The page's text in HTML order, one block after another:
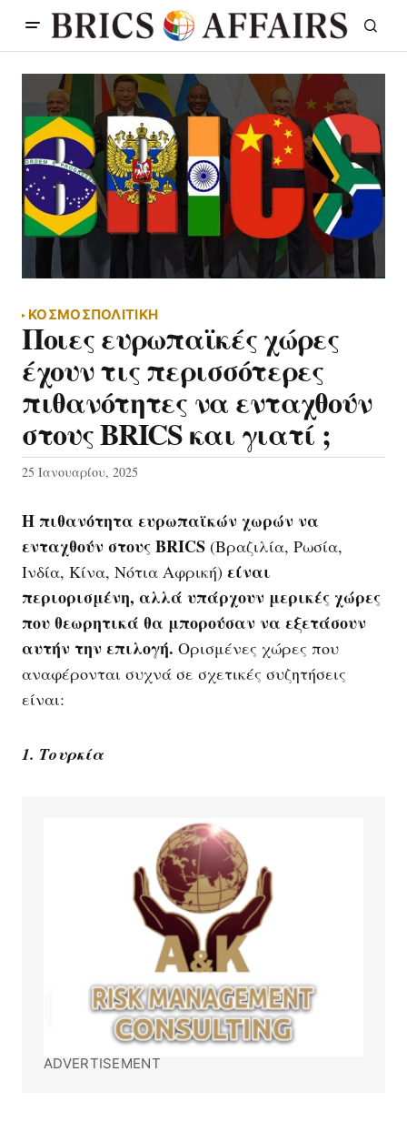
ΚΟΣΜΟΣΠΟΛΙΤΙΚΗ
Ποιες ευρωπαϊκές χώρες
έχουν τις περισσότερες
πιθανότητες να ενταχθούν
στους BRICS και γιατί ;
25 Ιανουαρίου, 2025
Η πιθανότητα ευρωπαϊκών χωρών να
ενταχθούν στους BRICS (Βραζιλία, Ρωσία,
Ινδία, Κίνα, Νότια Αφρική) είναι
περιορισμένη, αλλά υπάρχουν μερικές χώρες
που θεωρητικά θα μπορούσαν να εξετάσουν
αυτήν την επιλογή. Ορισμένες χώρες που
αναφέρονται συχνά σε σχετικές συζητήσεις
είναι:
1. Τουρκία
ADVERTISEMENT